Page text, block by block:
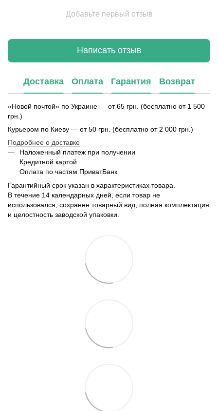
Добавьте первый отзыв
Написать отзыв
Доставка Оплата Гарантия Возврат
«Новой почтой» по Украине — от 65 грн. (бесплатно от 1 500
грн.)
Курьером по Киеву — от 50 грн. (бесплатно от 2 000 грн.)
Подробнее о доставке
Наложенный платеж при получении
Кредитной картой
Оплата по частям ПриватБанк
Гарантийный срок указан в характеристиках товара.
В течение 14 календарных дней, если товар не
использовался, сохранен товарный вид, полная комплектация
и целостность заводской упаковки.